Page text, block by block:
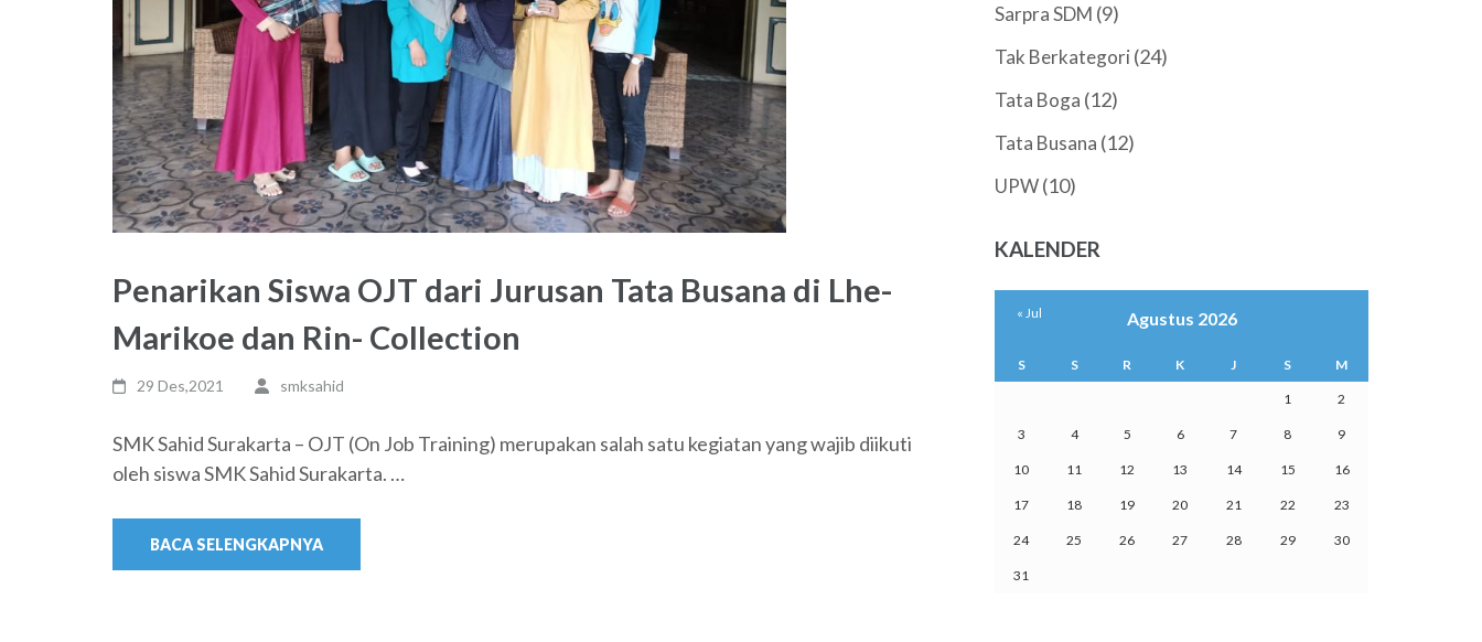
Penarikan Siswa OJT dari Jurusan Tata Busana di Lhe-
Marikoe dan Rin- Collection
29 Des,2021 smksahid
SMK Sahid Surakarta – OJT (On Job Training) merupakan salah satu kegiatan yang wajib diikuti
oleh siswa SMK Sahid Surakarta. …
BACA SELENGKAPNYA
Sarpra SDM (9)
Tak Berkategori (24)
Tata Boga (12)
Tata Busana (12)
UPW(10)
KALENDER
Agustus 2026
S S R K J S M
1 2
3 4 5 6 7 8 9
10 11 12 13 14 15 16
17 18 19 20 21 22 23
24 25 26 27 28 29 30
31
« Jul